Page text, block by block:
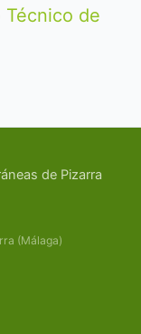
de
de Pizarra
(Málaga)